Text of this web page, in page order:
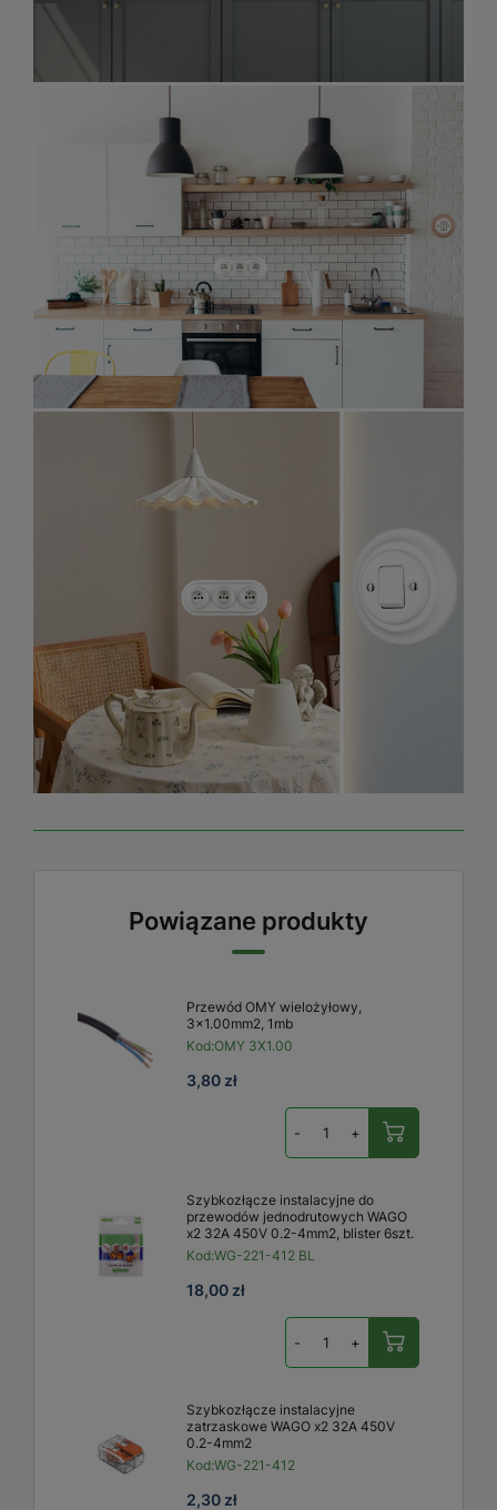
Powiązane produkty
Przewód OMY wielożyłowy,
3x1.00mm2, 1mb
Kod:OMY 3X1.00
3,80 zł
- +
Szybkozłącze instalacyjne do
przewodów jednodrutowych WAGO
x2 32A 450V 0.2-4mm2, blister 6szt.
Kod:WG-221-412 BL
18,00 zł
- +
Szybkozłącze instalacyjne
zatrzaskowe WAGO x2 32A 450V
0.2-4mm2
Kod:WG-221-412
2,30 zł